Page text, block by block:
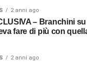
2 anni ago
– Branchini
fare di più con
2 anni ago